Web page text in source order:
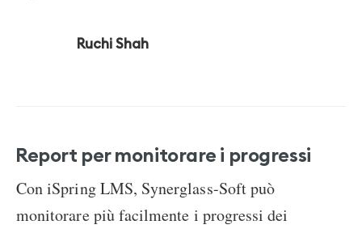
Ruchi Shah
Report per monitorare i progressi
Con iSpring LMS, Synerglass-Soft può
monitorare più facilmente i progressi dei